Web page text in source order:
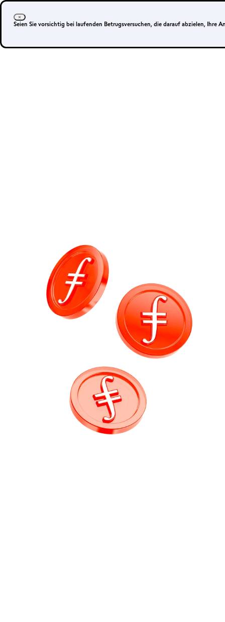
Seien Sie vorsichtig bei laufenden Betrugsversuchen, die darauf abzielen,
Anmelden Ihr Konto eröffnen